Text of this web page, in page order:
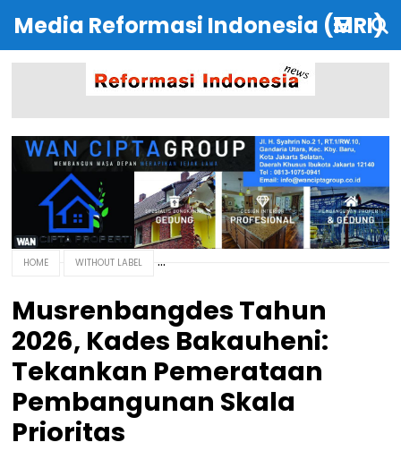
Media Reformasi Indonesia (MRI)
HOME WITHOUT LABEL
Musrenbangdes Tahun
2026, Kades Bakauheni:
Tekankan Pemerataan
Pembangunan Skala
Prioritas